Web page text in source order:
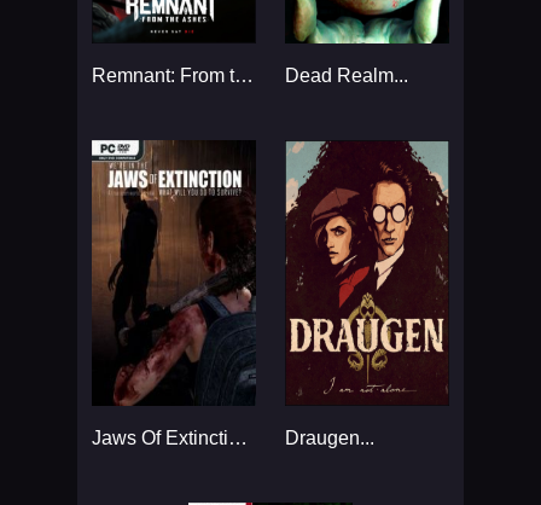
Remnant: From the Ashes... Dead Realm...
Jaws Of Extinction... Draugen...